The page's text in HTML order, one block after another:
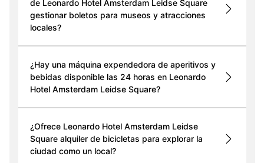
de Leonardo Hotel Amsterdam Leidse Square
gestionar boletos para museos y atracciones
locales?
¿Hay una máquina expendedora de aperitivos y
bebidas disponible las 24 horas en Leonardo
Hotel Amsterdam Leidse Square?
¿Ofrece Leonardo Hotel Amsterdam Leidse
Square alquiler de bicicletas para explorar la
ciudad como un local?